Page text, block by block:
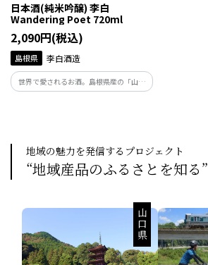
日本酒(純米吟醸) 李白
Wandering Poet 720ml
2,090円(税込)
島根県 李白酒造
世界で愛されるお酒。島根県産の「山田
錦」を55％まで精米し使用。上品な香り
地域の魅力を発信するプロジェクト
“地域産品のふるさとを知る”
山口県